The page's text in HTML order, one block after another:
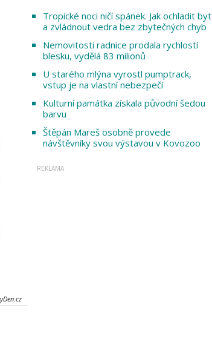
Tropické noci ničí spánek. Jak ochladit byt
a zvládnout vedra bez zbytečných chyb
Nemovitosti radnice prodala rychlostí
blesku, vydělá 83 milionů
U starého mlýna vyrostl pumptrack,
vstup je na vlastní nebezpečí
Kulturní památka získala původní šedou
barvu
Štěpán Mareš osobně provede
návštěvníky svou výstavou v Kovozoo